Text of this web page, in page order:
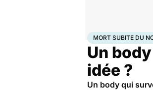
AccueilSantéMort
MORT SUBITE DU
Un
idée ?
Un body qui